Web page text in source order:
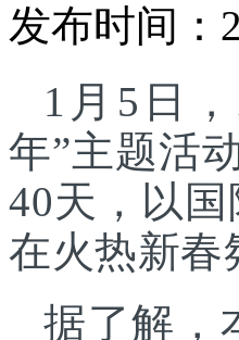
发布时间：
1月5日
年”主题活
40天，以
在火热新春
据了解，